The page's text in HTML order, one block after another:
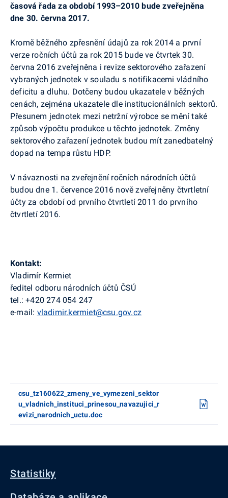
časová řada za období 1993–2010 bude zveřejněna
dne 30. června 2017.
Kromě běžného zpřesnění údajů za rok 2014 a první
verze ročních účtů za rok 2015 bude ve čtvrtek 30.
června 2016 zveřejněna i revize sektorového zařazení
vybraných jednotek v souladu s notifikacemi vládního
deficitu a dluhu. Dotčeny budou ukazatele v běžných
cenách, zejména ukazatele dle institucionálních sektorů.
Přesunem jednotek mezi netržní výrobce se mění také
způsob výpočtu produkce u těchto jednotek. Změny
sektorového zařazení jednotek budou mít zanedbatelný
dopad na tempa růstu HDP.
V návaznosti na zveřejnění ročních národních účtů
budou dne 1. července 2016 nově zveřejněny čtvrtletní
účty za období od prvního čtvrtletí 2011 do prvního
čtvrtletí 2016.
Kontakt:
Vladimír Kermiet
ředitel odboru národních účtů ČSÚ
tel.: +420 274 054 247
e-mail: vladimir.kermiet@csu.gov.cz
csu_tz160622_zmeny_ve_vymezeni_sektor
u_vladnich_instituci_prinesou_navazujici_r
evizi_narodnich_uctu.doc
Statistiky